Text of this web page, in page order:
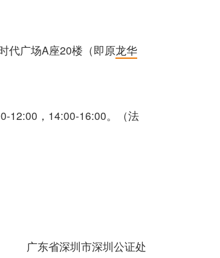
代广场A座20楼（即原龙华
12:00，14:00-16:00。（法
广东省深圳市深圳公证处